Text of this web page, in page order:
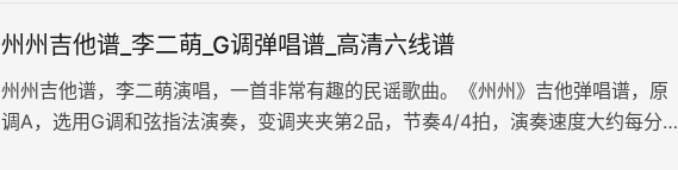
州州吉他谱_李二萌_G调弹唱谱_高清六线谱
州州吉他谱，李二萌演唱，一首非常有趣的民谣歌曲。《州州》吉他弹唱谱，原
调A，选用G调和弦指法演奏，变调夹夹第2品，节奏4/4拍，演奏速度大约每分